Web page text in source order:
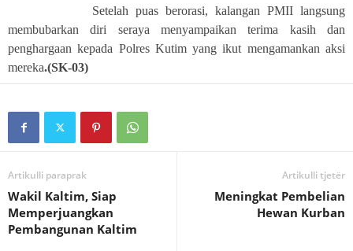
Setelah puas berorasi, kalangan PMII langsung
membubarkan diri seraya menyampaikan terima kasih dan
penghargaan kepada Polres Kutim yang ikut mengamankan aksi
mereka.(SK-03)
Artikulli paraprak
Wakil Kaltim, Siap
Memperjuangkan
Pembangunan Kaltim
Artikulli tjetër
Meningkat Pembelian
Hewan Kurban